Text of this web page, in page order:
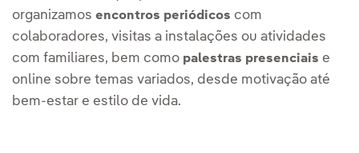
organizamos encontros periódicos com
colaboradores, visitas a instalações ou atividades
com familiares, bem como palestras presenciais e
online sobre temas variados, desde motivação até
bem-estar e estilo de vida.